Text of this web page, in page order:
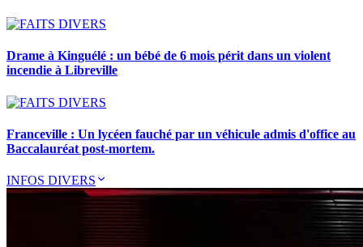
Drame à Kinguélé : un bébé de 6 mois périt dans un violent
incendie à Libreville
Franceville : Un lycéen fauché par un véhicule admis d'office au
Baccalauréat post-mortem.
INFOS DIVERS